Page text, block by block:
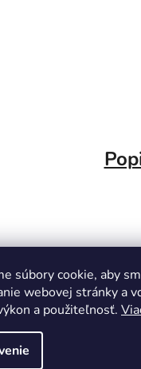
súbory cookie, aby
webovej stránky a
a použiteľnosť.